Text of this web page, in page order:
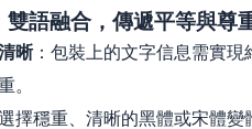
雙語融合，傳遞平等與尊
晰：包裝上的文字信息需實現
。
擇穩重、清晰的黑體或宋體